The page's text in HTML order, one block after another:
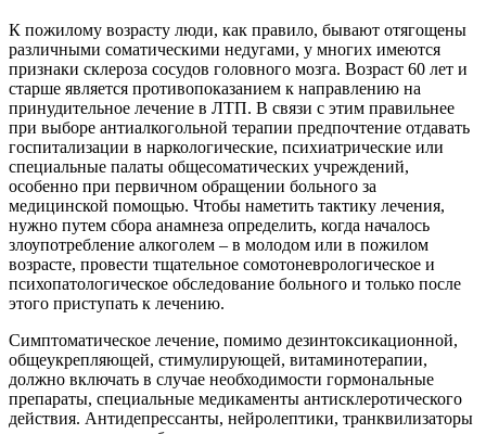
К пожилому возрасту люди, как правило, бывают отягощены
различными соматическими недугами, у многих имеются
признаки склероза сосудов головного мозга. Возраст 60 лет и
старше является противопоказанием к направлению на
принудительное лечение в ЛТП. В связи с этим правильнее
при выборе антиалкогольной терапии предпочтение отдавать
госпитализации в наркологические, психиатрические или
специальные палаты общесоматических учреждений,
особенно при первичном обращении больного за
медицинской помощью. Чтобы наметить тактику лечения,
нужно путем сбора анамнеза определить, когда началось
злоупотребление алкоголем – в молодом или в пожилом
возрасте, провести тщательное сомотоневрологическое и
психопатологическое обследование больного и только после
этого приступать к лечению.
Симптоматическое лечение, помимо дезинтоксикационной,
общеукрепляющей, стимулирующей, витаминотерапии,
должно включать в случае необходимости гормональные
препараты, специальные медикаменты антисклеротического
действия. Антидепрессанты, нейролептики, транквилизаторы